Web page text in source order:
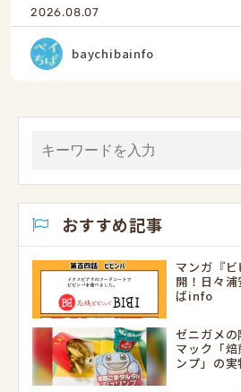
2026.08.07
baychibainfo
おすすめ記事
マンガ『
開！日々
ばinfo
ゼニガメの
マック「
ンプ」の